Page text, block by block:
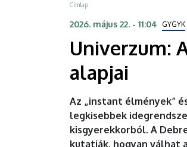
digitális
Morzsa
Címlap
2026. május 22. - 11:04 GYGYK
Univerzum:
alapjai
Az „instant élmények”
legkisebbek
kisgyerekkorból. A
kutatják, hogyan válhat